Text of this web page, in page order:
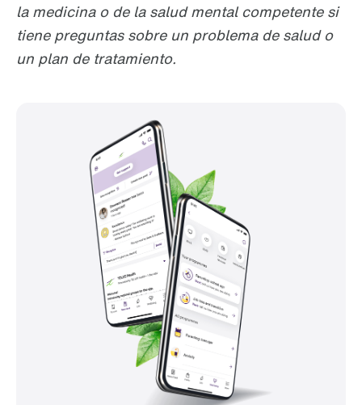
la medicina o de la salud mental competente si
tiene preguntas sobre un problema de salud o
un plan de tratamiento.